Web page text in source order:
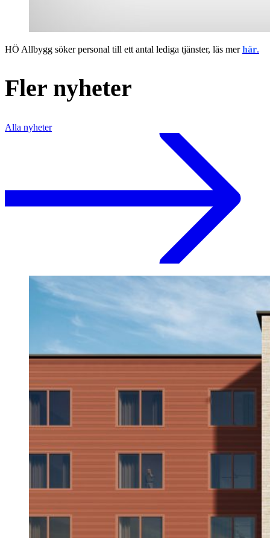
HÖ Allbygg söker personal till ett antal lediga tjänster, läs merhär.
Fler nyheter
Alla nyheter